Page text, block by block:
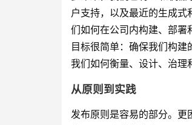
户支持，以及最近的生成
们如何在公司内构建、部署
目标很简单：确保我们构
我们如何衡量、设计、治理
从原则到实践
发布原则是容易的部分。更